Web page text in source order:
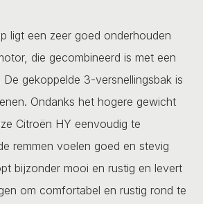
ligt een zeer goed onderhouden
die gecombineerd is met een
De gekoppelde 3-versnellingsbak is
Ondanks het hogere gewicht
Citroën HY eenvoudig te
remmen voelen goed en stevig
bijzonder mooi en rustig en levert
om comfortabel en rustig rond te